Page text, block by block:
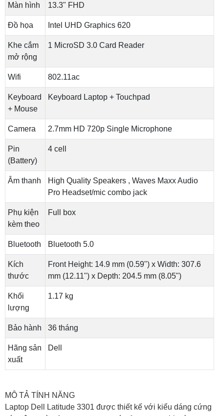
Màn hình 13.3" FHD
Đồ họa Intel UHD Graphics 620
Khe cắm
mở rộng
1 MicroSD 3.0 Card Reader
Wifi 802.11ac
Keyboard
+ Mouse
Keyboard Laptop + Touchpad
Camera 2.7mm HD 720p Single Microphone
Pin
(Battery)
4 cell
Âm thanh
High Quality Speakers , Waves Maxx Audio
Pro Headset/mic combo jack
Phụ kiện
kèm theo
Full box
Bluetooth Bluetooth 5.0
Kích
thước
Front Height: 14.9 mm (0.59") x Width: 307.6
mm (12.11") x Depth: 204.5 mm (8.05")
Khối
lượng
1.17 kg
Bảo hành 36 tháng
Hãng sản
xuất
Dell
MÔ TẢ TÍNH NĂNG
Laptop Dell Latitude 3301 được thiết kế với kiểu dáng cứng